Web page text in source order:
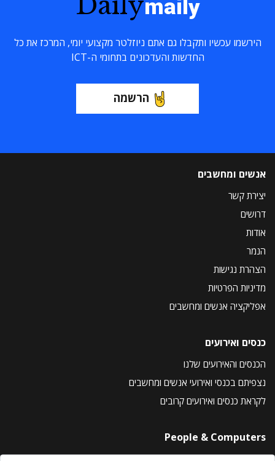
maily
הירשמו עכשיו ותקבלו גם אתם ניוזלטר מקצועי יומי, המרכז את כל
החדשות והעדכונים בתחומי ה-ICT
הרשמה
אנשים ומחשבים
יצירת קשר
דרושים
אודות
הנמר
הצהרת נגישות
מדיניות הפרטיות
אפליקציה אנשים ומחשבים
כנסים ואירועים
הכנסים והאירועים שלנו
נצפיתם בכנסי ואירועי אנשים ומחשבים
לקראת כנסים ואירועים קרובים
People & Computers